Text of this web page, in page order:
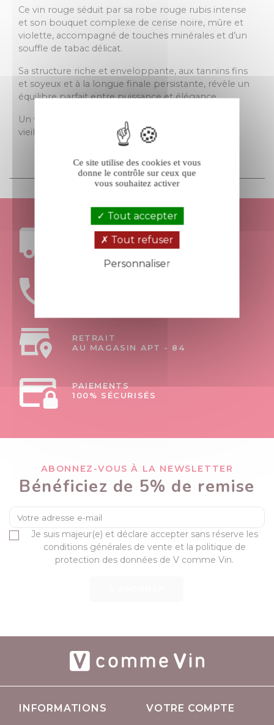
Ce vin rouge séduit par sa robe rouge rubis intense
et son bouquet complexe de cerise noire, mûre et
violette, accompagné de touches minérales et d’un
souffle de tabac délicat.
Sa structure riche et enveloppante, aux tannins fins
et soyeux et à la longue finale persistante, révèle un
équilibre parfait entre puissance et élégance.
Un vin rouge d'Italie saisissant, taillé pour le
vieillissement !
FRAIS DE PORT
OFFERTS DÈS 199€ D’ACHAT
RETRAIT
AU MAGASIN APT - 84
PAIEMENTS
100% SÉCURISÉS
ABONNEZ-VOUS À LA NEWSLETTER
Bénéficiez de 5% de remise
Je suis majeur(e) et déclare accepter sans réserve les
conditions générales de vente et la politique de
protection des données de V comme Vin.
INFORMATIONS VOTRE COMPTE
Ce site utilise des cookies et vous
donne le contrôle sur ceux que
vous souhaitez activer
Tout accepter
Tout refuser
Personnaliser